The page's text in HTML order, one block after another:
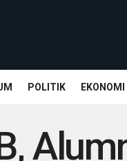
POLITIK EKONOMI